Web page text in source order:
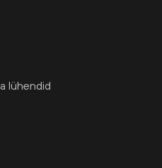
lühendid